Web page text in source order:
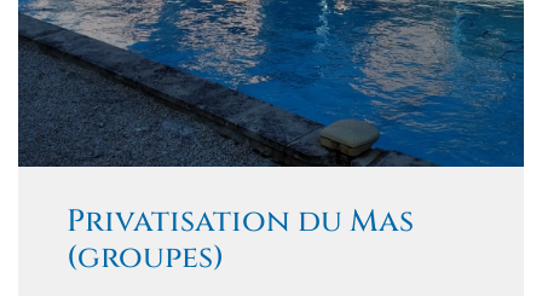
Privatisation du Mas
(groupes)